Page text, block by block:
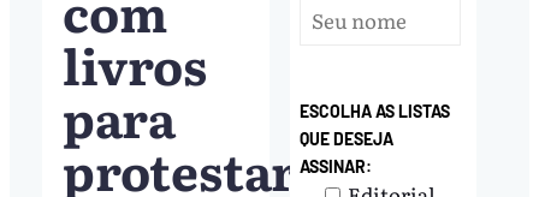
livros
para
protestar
ESCOLHA AS LISTAS
QUE DESEJA
ASSINAR: